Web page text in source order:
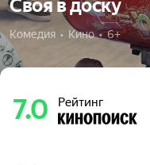
Своя в доску
Комедия  •  Кино  •  6+
7.0 Рейтинг